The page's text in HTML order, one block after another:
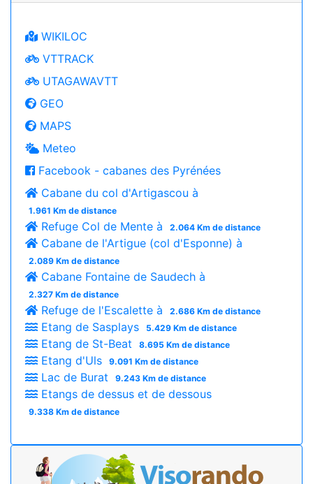
WIKILOC
VTTRACK
UTAGAWAVTT
GEO
MAPS
Meteo
Facebook - cabanes des Pyrénées
Cabane du col d'Artigascou à
1.961 Km de distance
Refuge Col de Mente à 2.064 Km de distance
Cabane de l'Artigue (col d'Esponne) à
2.089 Km de distance
Cabane Fontaine de Saudech à
2.327 Km de distance
Refuge de l'Escalette à 2.686 Km de distance
Etang de Sasplays 5.429 Km de distance
Etang de St-Beat 8.695 Km de distance
Etang d'Uls 9.091 Km de distance
Lac de Burat 9.243 Km de distance
Etangs de dessus et de dessous
9.338 Km de distance